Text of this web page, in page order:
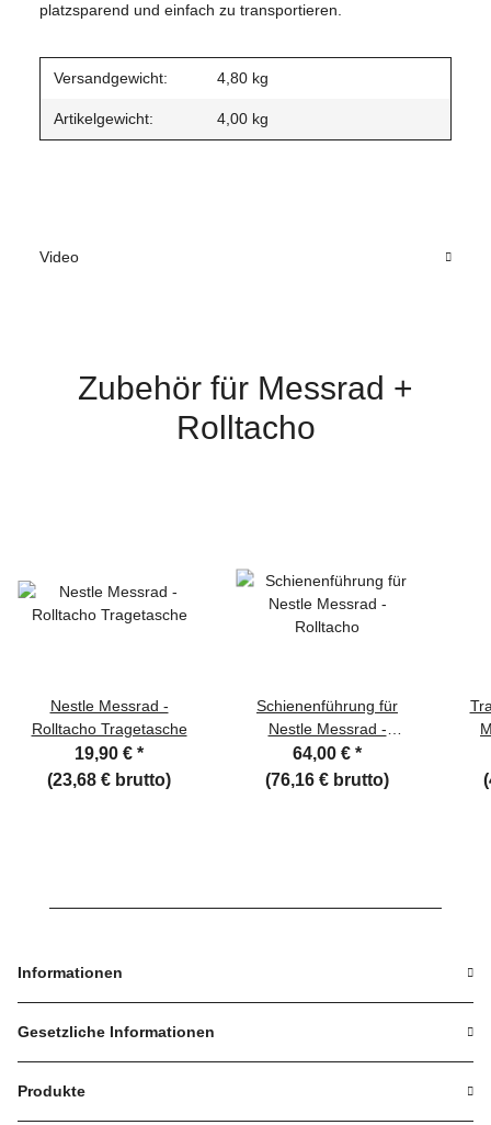
platzsparend und einfach zu transportieren.
Versandgewicht: 4,80 kg
Artikelgewicht: 4,00 kg
Video
Zubehör für Messrad +
Rolltacho
Nestle Messrad -
Rolltacho Tragetasche
19,90 € *
(23,68 € brutto)
Schienenführung für
Nestle Messrad -
Rolltacho
64,00 € *
(76,16 € brutto)
Informationen
Gesetzliche Informationen
Produkte